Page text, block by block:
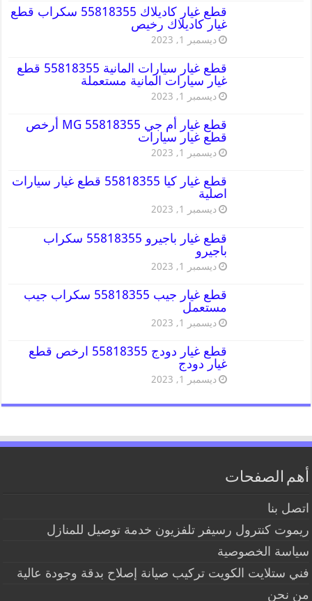
قطع غيار كاديلاك 55818355 سكراب قطع
غيار كاديلاك رخيص
ديسمبر 1, 2023
قطع غيار سيارات المانية 55818355 قطع
غيار سيارات المانية مستعملة
ديسمبر 1, 2023
قطع غيار أم جي MG 55818355 أرخص
قطع غيار سيارات
ديسمبر 1, 2023
قطع غيار كيا 55818355 قطع غيار سيارات
اصلية
ديسمبر 1, 2023
قطع غيار باجيرو 55818355 سكراب
باجيرو
ديسمبر 1, 2023
قطع غيار جيب 55818355 سكراب جيب
مستعمل
ديسمبر 1, 2023
قطع غيار دودج 55818355 ارخص قطع
غيار دودج
ديسمبر 1, 2023
أهم الصفحات
اتصل بنا
ريموت كنترول رسيفر تلفزيون خدمة توصيل للمنازل
سياسة الخصوصية
فني ستلايت الكويت تركيب صيانة إصلاح بدقة وجودة عالية
من نحن